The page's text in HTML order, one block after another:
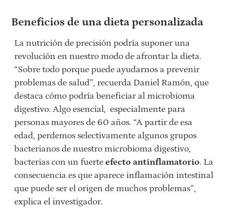
Beneficios de una dieta personalizada
La nutrición de precisión podría suponer una
revolución en nuestro modo de afrontar la dieta.
“Sobre todo porque puede ayudarnos a prevenir
problemas de salud”, recuerda Daniel Ramón, que
destaca cómo podría beneficiar al microbioma
digestivo. Algo esencial, especialmente para
personas mayores de 60 años. “A partir de esa
edad, perdemos selectivamente algunos grupos
bacterianos de nuestro microbioma digestivo,
bacterias con un fuerte efecto antinflamatorio. La
consecuencia es que aparece inflamación intestinal
que puede ser el origen de muchos problemas”,
explica el investigador.